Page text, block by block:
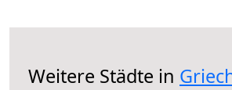
Weitere Städte in